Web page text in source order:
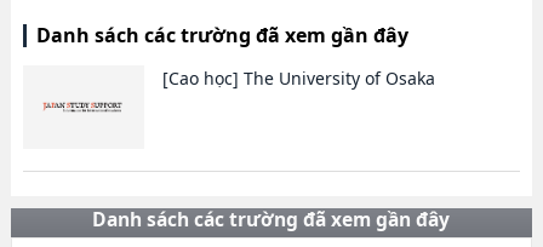
Danh sách các trường đã xem gần đây
[Cao học] The University of Osaka
Danh sách các trường đã xem gần đây